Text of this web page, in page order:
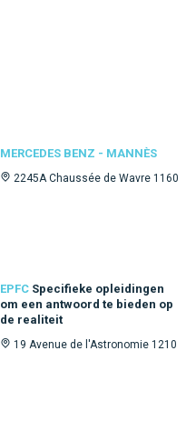
MERCEDES BENZ - MANNÈS
2245A Chaussée de Wavre 1160
EPFC Specifieke opleidingen
om een ​​antwoord te bieden op
de realiteit
19 Avenue de l'Astronomie 1210